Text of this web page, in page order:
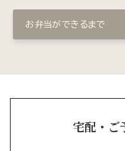
お弁当ができるまで
宅配・ご